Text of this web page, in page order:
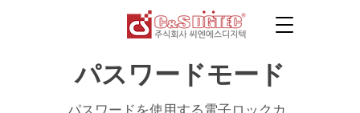
パスワードモード